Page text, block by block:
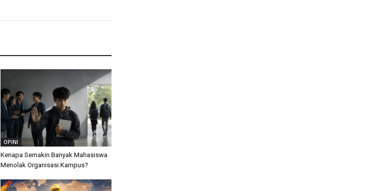
OPINI
Kenapa Semakin Banyak Mahasiswa
Menolak Organisasi Kampus?